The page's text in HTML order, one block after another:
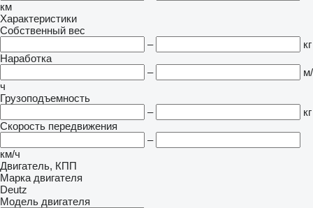
км
Характеристики
Собственный вес
–
кг
Наработка
–
м/
ч
Грузоподъемность
–
кг
Скорость передвижения
–
км/ч
Двигатель, КПП
Марка двигателя
Deutz
Модель двигателя